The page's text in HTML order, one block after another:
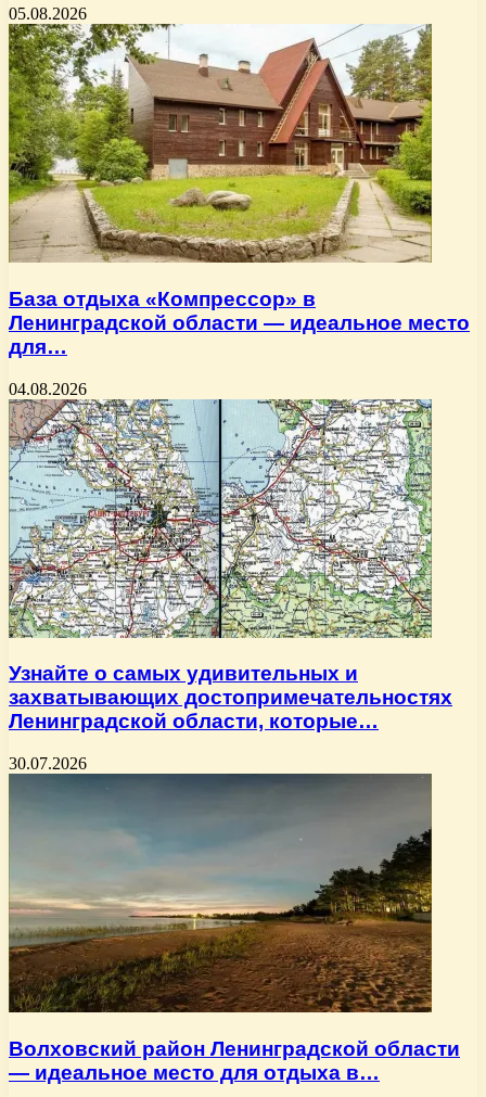
05.08.2026
База отдыха «Компрессор» в
Ленинградской области — идеальное место
для…
04.08.2026
Узнайте о самых удивительных и
захватывающих достопримечательностях
Ленинградской области, которые…
30.07.2026
Волховский район Ленинградской области
— идеальное место для отдыха в…